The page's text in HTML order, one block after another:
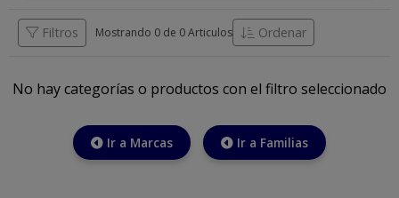
Filtros Mostrando 0 de 0 Articulos Ordenar
No hay categorías o productos con el filtro seleccionado
Ir a Marcas Ir a Familias